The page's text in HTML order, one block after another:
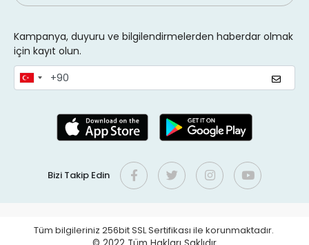
Kampanya, duyuru ve bilgilendirmelerden haberdar olmak
için kayıt olun.
Bizi Takip Edin
Tüm bilgileriniz 256bit SSL Sertifikası ile korunmaktadır.